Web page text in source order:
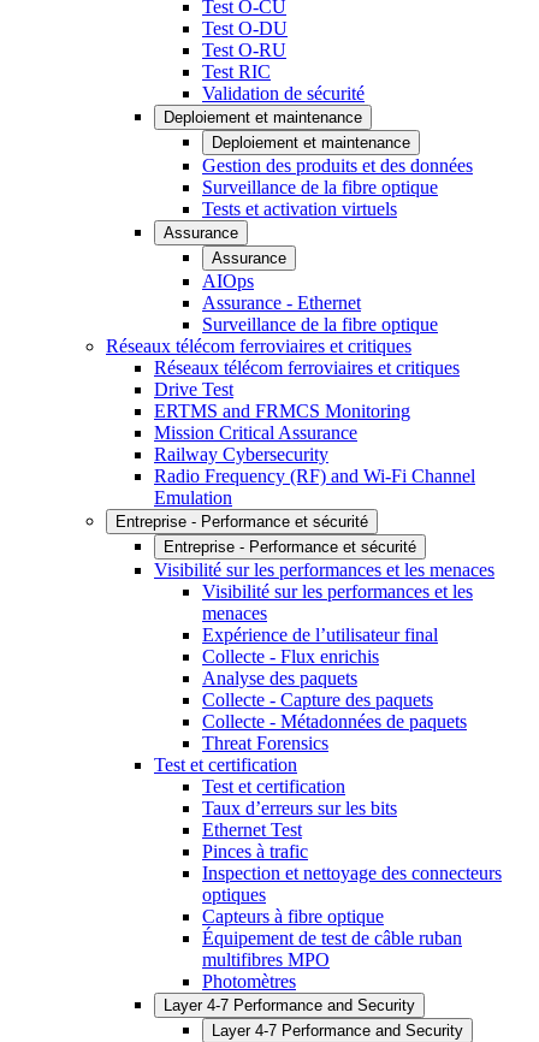
Test O-CU
Test O-DU
Test O-RU
Test RIC
Validation de sécurité
Deploiement et maintenance
Deploiement et maintenance
Gestion des produits et des données
Surveillance de la fibre optique
Tests et activation virtuels
Assurance
Assurance
AIOps
Assurance - Ethernet
Surveillance de la fibre optique
Réseaux télécom ferroviaires et critiques
Réseaux télécom ferroviaires et critiques
Drive Test
ERTMS and FRMCS Monitoring
Mission Critical Assurance
Railway Cybersecurity
Radio Frequency (RF) and Wi-Fi Channel
Emulation
Entreprise - Performance et sécurité
Entreprise - Performance et sécurité
Visibilité sur les performances et les menaces
Visibilité sur les performances et les
menaces
Expérience de l’utilisateur final
Collecte - Flux enrichis
Analyse des paquets
Collecte - Capture des paquets
Collecte - Métadonnées de paquets
Threat Forensics
Test et certification
Test et certification
Taux d’erreurs sur les bits
Ethernet Test
Pinces à trafic
Inspection et nettoyage des connecteurs
optiques
Capteurs à fibre optique
Équipement de test de câble ruban
multifibres MPO
Photomètres
Layer 4-7 Performance and Security
Layer 4-7 Performance and Security